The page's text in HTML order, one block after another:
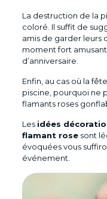
La destruction de la
coloré. Il suffit de
amis de garder leurs
moment fort
d’anniversaire.
Enfin, au cas où la
piscine, pourquoi ne
flamants roses
Les idées
flamant rosesont
évoquées vous
événement.